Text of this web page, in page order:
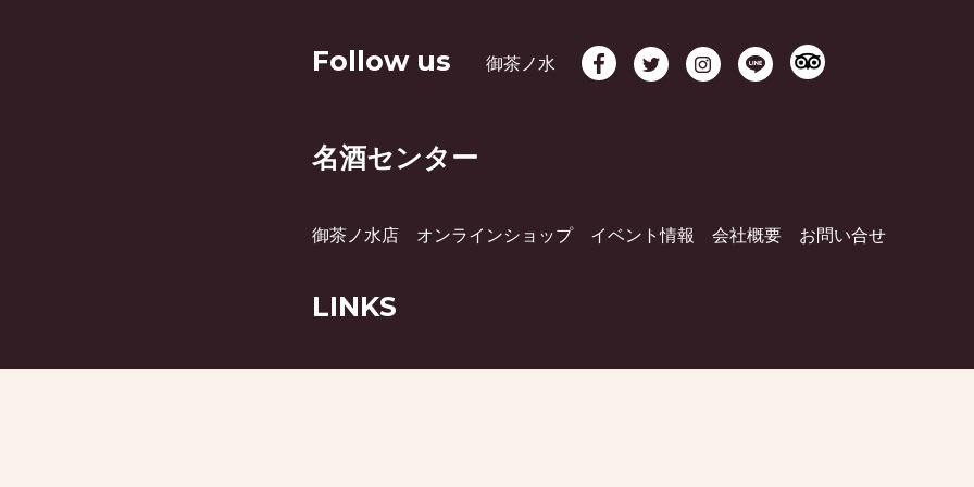
Follow us 御茶ノ水
名酒センター
御茶ノ水店 オンラインショップ イベント情報 会社概要 お問い合せ
LINKS